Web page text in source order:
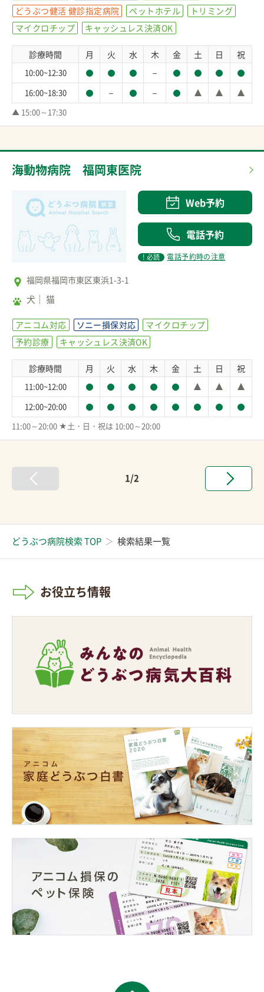
どうぶつ健活 健診指定病院
ペットホテル
トリミング
マイクロチップ
キャッシュレス決済OK
診療時間 月 火 水 木 金 土 日 祝
10:00~12:30 －
16:00~18:30 － －
▲ 15:00～17:30
海動物病院 福岡東医院
Web予約
電話予約
! 必読 電話予約時の注意
福岡県福岡市東区東浜1-3-1
犬 猫
アニコム対応 ソニー損保対応
マイクロチップ
予約診療
キャッシュレス決済OK
診療時間 月 火 水 木 金 土 日 祝
11:00~12:00
12:00~20:00
11:00～20:00 ★土・日・祝は 10:00～20:00
1/2
どうぶつ病院検索 TOP 検索結果一覧
お役立ち情報